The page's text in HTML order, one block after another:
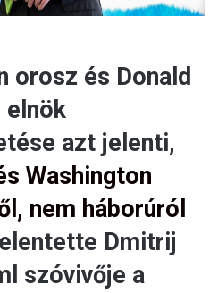
orosz és Donald
elnök
azt jelenti,
Washington
nem háborúról
Dmitrij
szóvivője a